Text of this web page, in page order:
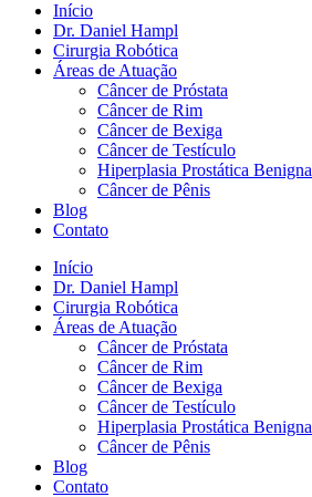
Início
Dr. Daniel Hampl
Cirurgia Robótica
Áreas de Atuação
Câncer de Próstata
Câncer de Rim
Câncer de Bexiga
Câncer de Testículo
Hiperplasia Prostática Benigna
Câncer de Pênis
Blog
Contato
Início
Dr. Daniel Hampl
Cirurgia Robótica
Áreas de Atuação
Câncer de Próstata
Câncer de Rim
Câncer de Bexiga
Câncer de Testículo
Hiperplasia Prostática Benigna
Câncer de Pênis
Blog
Contato